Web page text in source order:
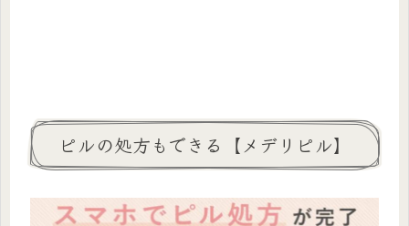
ピルの処方もできる【メデリピル】